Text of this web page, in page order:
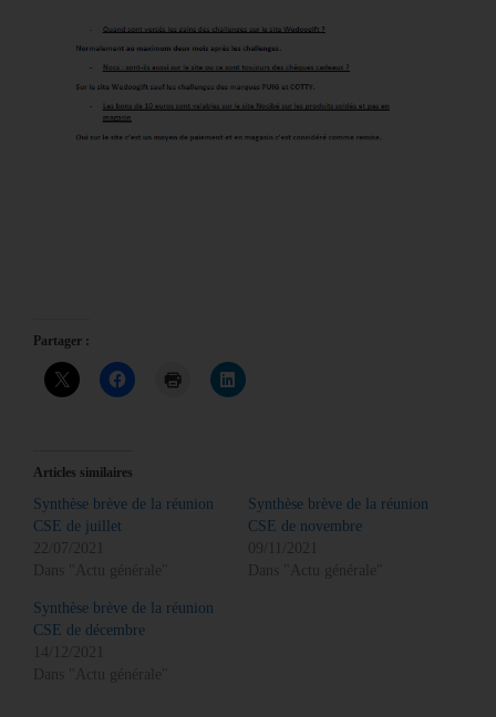
Partager :
Articles similaires
Synthèse brève de la réunion
CSE de juillet
22/07/2021
Dans "Actu générale"
Synthèse brève de la réunion
CSE de novembre
09/11/2021
Dans "Actu générale"
Synthèse brève de la réunion
CSE de décembre
14/12/2021
Dans "Actu générale"